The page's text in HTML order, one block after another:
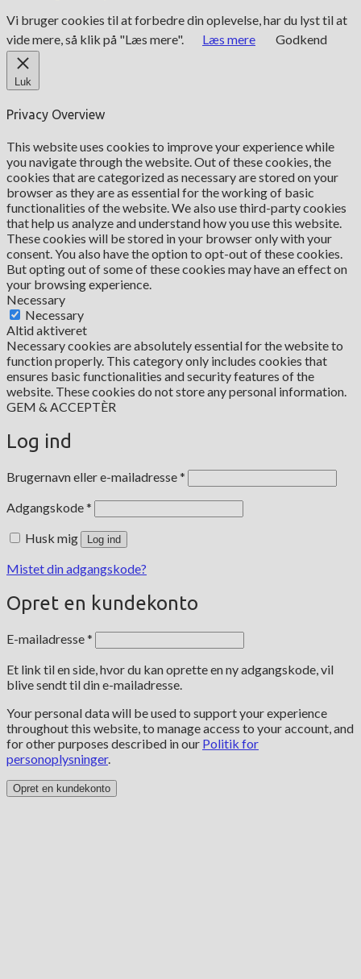
Vi bruger cookies til at forbedre din oplevelse, har du lyst til at
vide mere, så klik på "Læs mere".
Læs mere Godkend
Luk
Privacy Overview
This website uses cookies to improve your experience while
you navigate through the website. Out of these cookies, the
cookies that are categorized as necessary are stored on your
browser as they are as essential for the working of basic
functionalities of the website. We also use third-party cookies
that help us analyze and understand how you use this website.
These cookies will be stored in your browser only with your
consent. You also have the option to opt-out of these cookies.
But opting out of some of these cookies may have an effect on
your browsing experience.
Necessary
Necessary
Altid aktiveret
Necessary cookies are absolutely essential for the website to
function properly. This category only includes cookies that
ensures basic functionalities and security features of the
website. These cookies do not store any personal information.
GEM & ACCEPTÈR
Log ind
Brugernavn eller e-mailadresse* Påkrævet
Adgangskode* Påkrævet
Husk mig Log ind
Mistet din adgangskode?
Opret en kundekonto
E-mailadresse* Påkrævet
Et link til en side, hvor du kan oprette en ny adgangskode, vil
blive sendt til din e-mailadresse.
Your personal data will be used to support your experience
throughout this website, to manage access to your account, and
for other purposes described in our Politik for
personoplysninger.
Opret en kundekonto